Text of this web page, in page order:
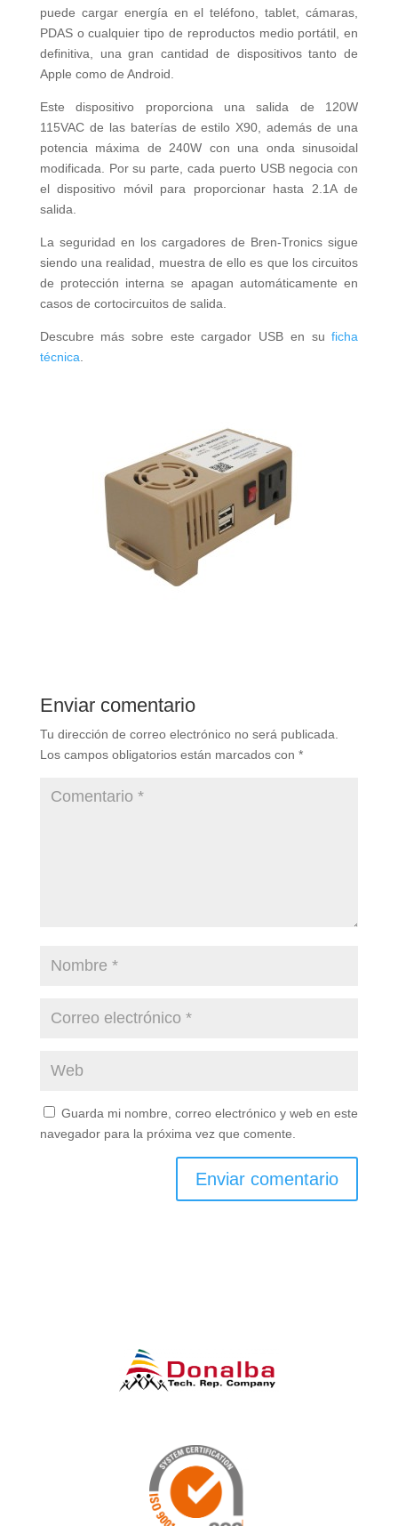
puede cargar energía en el teléfono, tablet, cámaras,
PDAS o cualquier tipo de reproductos medio portátil, en
definitiva, una gran cantidad de dispositivos tanto de
Apple como de Android.
Este dispositivo proporciona una salida de 120W
115VAC de las baterías de estilo X90, además de una
potencia máxima de 240W con una onda sinusoidal
modificada. Por su parte, cada puerto USB negocia con
el dispositivo móvil para proporcionar hasta 2.1A de
salida.
La seguridad en los cargadores de Bren-Tronics sigue
siendo una realidad, muestra de ello es que los circuitos
de protección interna se apagan automáticamente en
casos de cortocircuitos de salida.
Descubre más sobre este cargador USB en suficha
técnica
Enviar comentario
Tu dirección de correo electrónico no será publicada.
Los campos obligatorios están marcados con *
Guarda mi nombre, correo electrónico y web en este
navegador para la próxima vez que comente.